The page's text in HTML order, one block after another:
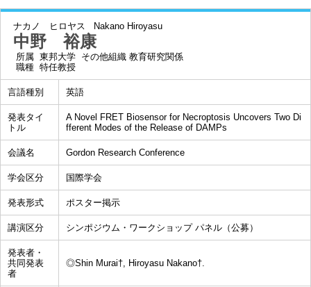
ナカノ ヒロヤス Nakano Hiroyasu
中野 裕康
所属 東邦大学 その他組織 教育研究関係
職種 特任教授
言語種別 英語
発表タイ
トル
A Novel FRET Biosensor for Necroptosis Uncovers Two Di
fferent Modes of the Release of DAMPs
会議名 Gordon Research Conference
学会区分 国際学会
発表形式 ポスター掲示
講演区分 シンポジウム・ワークショップ パネル（公募）
発表者・
共同発表
者
◎Shin Murai†, Hiroyasu Nakano†.